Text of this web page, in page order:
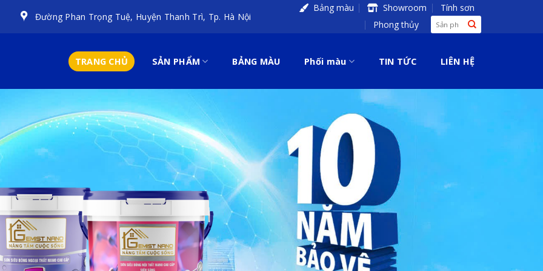
Đường Phan Trọng Tuệ, Huyện Thanh Trì, Tp. Hà Nội
Bảng màu Showroom
Tính sơn
Phong thủy
Search
for:
TRANG CHỦ SẢN PHẨM BẢNG MÀU Phối màu TIN TỨC LIÊN HỆ